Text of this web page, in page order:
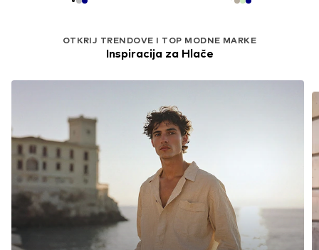
OTKRIJ TRENDOVE I TOP MODNE MARKE
Inspiracija za Hlače